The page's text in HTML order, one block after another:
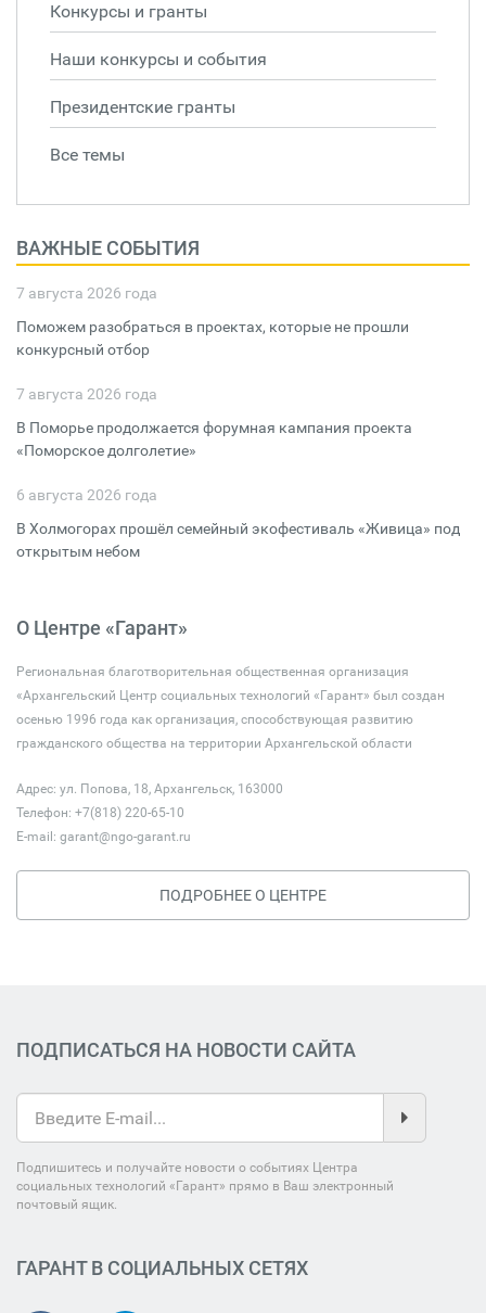
Конкурсы и гранты
Наши конкурсы и события
Президентские гранты
Все темы
ВАЖНЫЕ СОБЫТИЯ
7 августа 2026 года
Поможем разобраться в проектах, которые не прошли
конкурсный отбор
7 августа 2026 года
В Поморье продолжается форумная кампания проекта
«Поморское долголетие»
6 августа 2026 года
В Холмогорах прошёл семейный экофестиваль «Живица» под
открытым небом
О Центре «Гарант»
Региональная благотворительная общественная организация
«Архангельский Центр социальных технологий «Гарант» был создан
осенью 1996 года как организация, способствующая развитию
гражданского общества на территории Архангельской области
Адрес: ул. Попова, 18, Архангельск, 163000
Телефон: +7(818) 220-65-10
E-mail: garant@ngo-garant.ru
ПОДРОБНЕЕ О ЦЕНТРЕ
ПОДПИСАТЬСЯ НА НОВОСТИ САЙТА
Подпишитесь и получайте новости о событиях Центра
социальных технологий «Гарант» прямо в Ваш электронный
почтовый ящик.
ГАРАНТ В СОЦИАЛЬНЫХ СЕТЯХ